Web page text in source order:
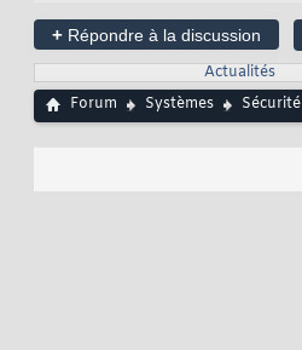
+ Répondre à la discussion
Actualités
Forum
Systèmes Sécurité